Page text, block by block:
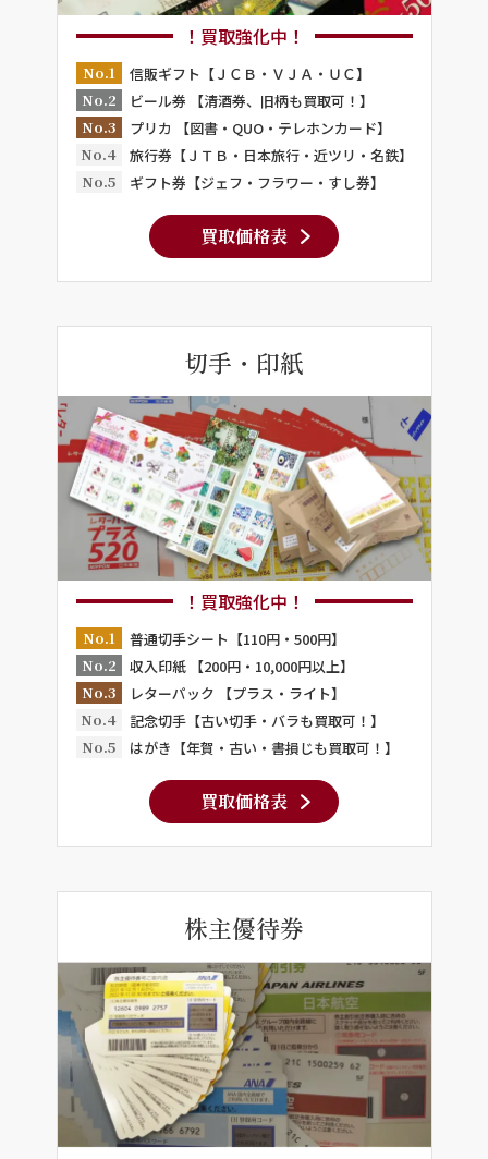
！買取強化中！
No.1
信販ギフト【ＪＣＢ・ＶＪＡ・ＵＣ】
No.2
ビール券 【清酒券、旧柄も買取可！】
No.3
プリカ 【図書・QUO・テレホンカード】
No.4
旅行券【ＪＴＢ・日本旅行・近ツリ・名鉄】
No.5
ギフト券【ジェフ・フラワー・すし券】
買取価格表
切手・印紙
！買取強化中！
No.1
普通切手シート【110円・500円】
No.2
収入印紙 【200円・10,000円以上】
No.3
レターパック 【プラス・ライト】
No.4
記念切手【古い切手・バラも買取可！】
No.5
はがき【年賀・古い・書損じも買取可！】
買取価格表
株主優待券